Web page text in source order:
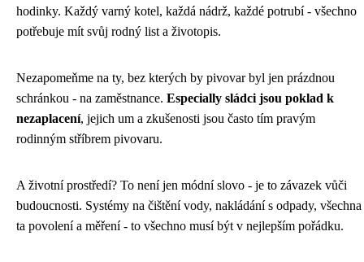
hodinky. Každý varný kotel, každá nádrž, každé potrubí - všechno
potřebuje mít svůj rodný list a životopis.
Nezapomeňme na ty, bez kterých by pivovar byl jen prázdnou
schránkou - na zaměstnance. Especially sládci jsou poklad k
nezaplacení, jejich um a zkušenosti jsou často tím pravým
rodinným stříbrem pivovaru.
A životní prostředí? To není jen módní slovo - je to závazek vůči
budoucnosti. Systémy na čištění vody, nakládání s odpady, všechna
ta povolení a měření - to všechno musí být v nejlepším pořádku.